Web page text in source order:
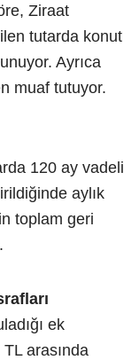
Ziraat
tutarda konut
Ayrıca
muaf tutuyor.
120 ay vadeli
aylık
toplam geri
ek
arasında